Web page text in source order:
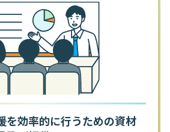
を効率的に行うための資材